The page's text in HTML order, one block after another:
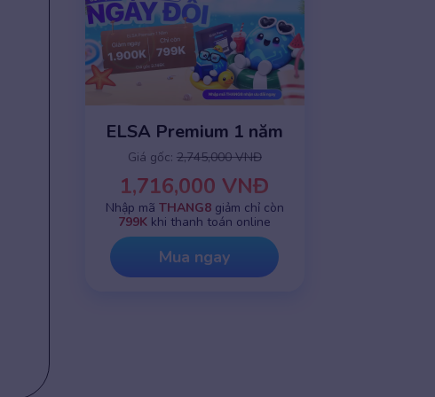
ELSA Premium 1 năm
Giá gốc: 2,745,000 VNĐ
1,716,000 VNĐ
Nhập mã THANG8giảm chỉ còn
799K khi thanh toán online
Mua ngay